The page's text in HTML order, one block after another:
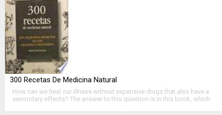
300 Recetas De Medicina Natural
How can we heal our illness without expensive drugs that also have a
secondary effects? The answer to this question is in this book, which